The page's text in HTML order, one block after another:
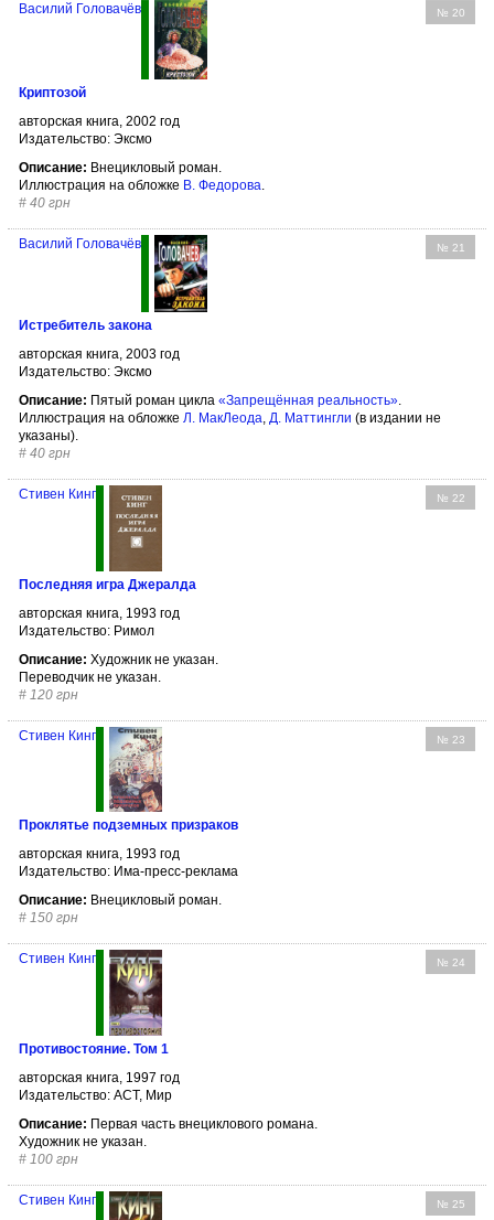
№ 20
Василий Головачёв
Криптозой
авторская книга, 2002 год
Издательство: Эксмо
Описание: Внецикловый роман.
Иллюстрация на обложке В. Федорова
# 40 грн
№ 21
Василий Головачёв
Истребитель закона
авторская книга, 2003 год
Издательство: Эксмо
Описание: Пятый роман цикла «Запрещённая реальность».
Иллюстрация на обложке Л. МакЛеода, Д. Маттингли (в издании не
указаны).
# 40 грн
№ 22
Стивен Кинг
Последняя игра Джералда
авторская книга, 1993 год
Издательство: Римол
Описание: Художник не указан.
Переводчик не указан.
# 120 грн
№ 23
Стивен Кинг
Проклятье подземных призраков
авторская книга, 1993 год
Издательство: Има-пресс-реклама
Описание: Внецикловый роман.
# 150 грн
№ 24
Стивен Кинг
Противостояние. Том 1
авторская книга, 1997 год
Издательство: АСТ, Мир
Описание: Первая часть внециклового романа.
Художник не указан.
# 100 грн
№ 25
Стивен Кинг